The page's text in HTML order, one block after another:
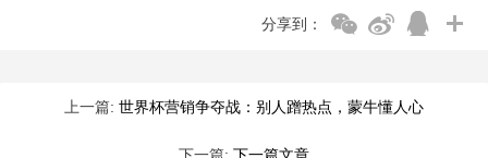
分享到：
上一篇: 世界杯营销争夺战：别人蹭热点，蒙牛懂人心